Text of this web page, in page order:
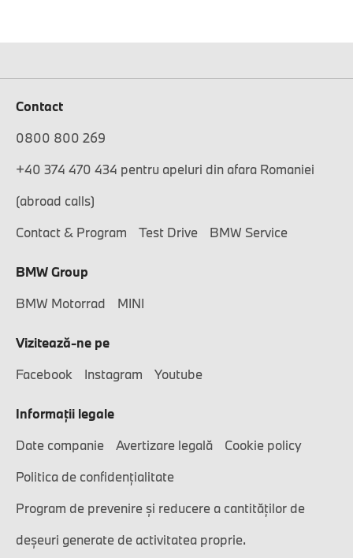
Contact
0800 800 269
+40 374 470 434 pentru apeluri din afara Romaniei
(abroad calls)
Contact & Program
Test Drive BMW Service
BMW Group
BMW Motorrad
MINI
Vizitează-ne pe
Facebook
Instagram Youtube
Informaţii legale
Date companie
Avertizare legală
Cookie policy
Politica de confidențialitate
Program de prevenire și reducere a cantităților de
deșeuri generate de activitatea proprie.